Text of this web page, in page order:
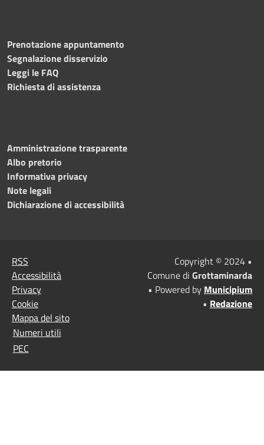
Prenotazione appuntamento
Segnalazione disservizio
Leggi le FAQ
Richiesta di assistenza
Amministrazione trasparente
Albo pretorio
Informativa privacy
Note legali
Dichiarazione di accessibilità
RSS
Accessibilità
Privacy
Cookie
Mappa del sito
Numeri utili
PEC
Copyright © 2024 •
Comune di Grottaminarda
• Powered by Municipium
• Redazione